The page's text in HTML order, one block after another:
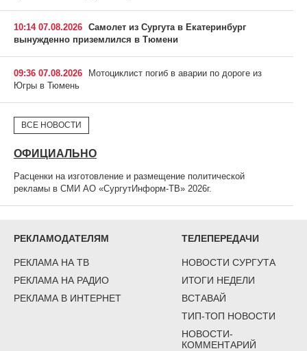
10:14 07.08.2026 Самолет из Сургута в Екатеринбург
вынужденно приземлился в Тюмени
09:36 07.08.2026
Мотоциклист погиб в аварии по дороге из
Югры в Тюмень
ВСЕ НОВОСТИ
ОФИЦИАЛЬНО
Расценки на изготовление и размещение политической
рекламы в СМИ АО «СургутИнформ-ТВ» 2026г.
РЕКЛАМОДАТЕЛЯМ
РЕКЛАМА НА ТВ
РЕКЛАМА НА РАДИО
РЕКЛАМА В ИНТЕРНЕТ
ТЕЛЕПЕРЕДАЧИ
НОВОСТИ СУРГУТА
ИТОГИ НЕДЕЛИ
ВСТАВАЙ
ТИП-ТОП НОВОСТИ
НОВОСТИ-
КОММЕНТАРИЙ